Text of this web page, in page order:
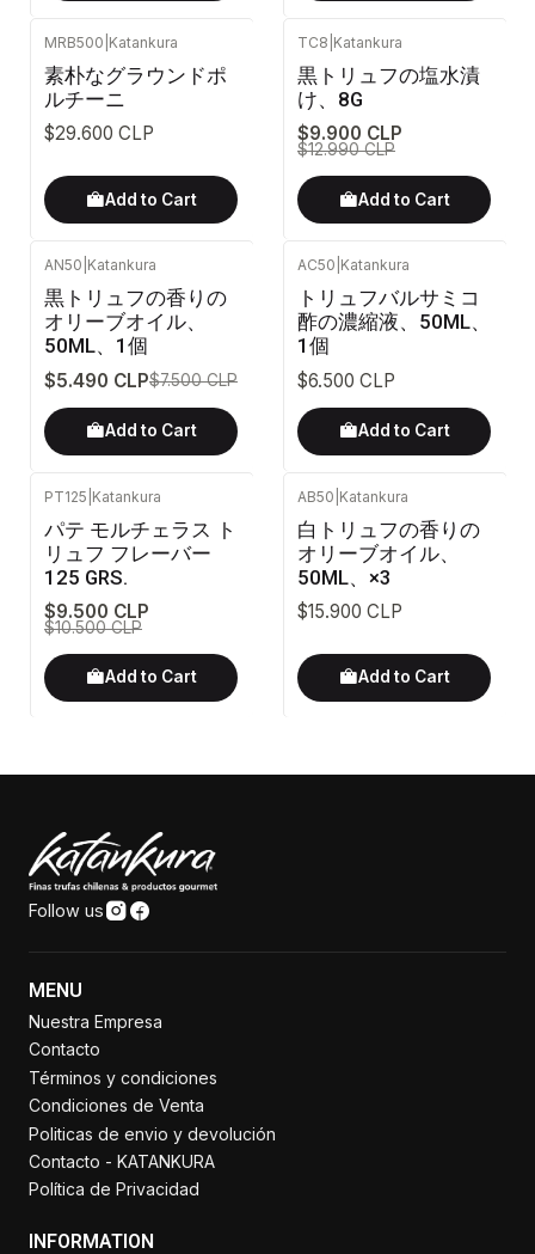
MRB500 Katankura
素朴なグラウンドポ
ルチーニ
$29.600 CLP
Add to Cart
TC8 Katankura
黒トリュフの塩水漬
け、8G
$9.900 CLP
$12.990 CLP
Add to Cart
AN50 Katankura
黒トリュフの香りの
オリーブオイル、
50ML、1個
$5.490 CLP$7.500 CLP
Add to Cart
AC50 Katankura
トリュフバルサミコ
酢の濃縮液、50ML、
1個
$6.500 CLP
Add to Cart
PT125 Katankura
パテ モルチェラス ト
リュフ フレーバー
125 GRS.
$9.500 CLP
$10.500 CLP
Add to Cart
AB50 Katankura
白トリュフの香りの
オリーブオイル、
50ML、×3
$15.900 CLP
Add to Cart
Follow us
MENU
Nuestra Empresa
Contacto
Términos y condiciones
Condiciones de Venta
Politicas de envio y devolución
Contacto - KATANKURA
Política de Privacidad
INFORMATION